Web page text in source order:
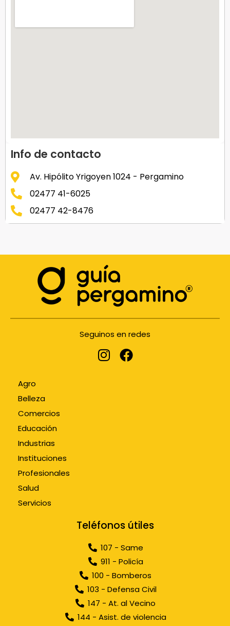
Info de contacto
Av. Hipólito Yrigoyen 1024 - Pergamino
02477 41-6025
02477 42-8476
Seguinos en redes
Agro
Belleza
Comercios
Educación
Industrias
Instituciones
Profesionales
Salud
Servicios
Teléfonos útiles
107 - Same
911 - Policía
100 - Bomberos
103 - Defensa Civil
147 - At. al Vecino
144 - Asist. de violencia